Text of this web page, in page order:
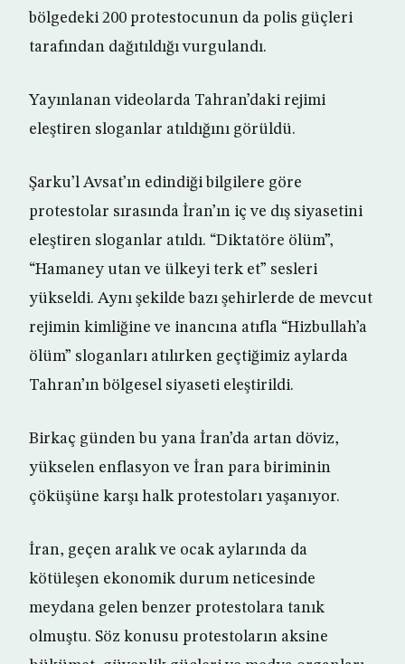
bölgedeki 200 protestocunun da polis güçleri
tarafından dağıtıldığı vurgulandı.
Yayınlanan videolarda Tahran’daki rejimi
eleştiren sloganlar atıldığını görüldü.
Şarku’l Avsat’ın edindiği bilgilere göre
protestolar sırasında İran’ın iç ve dış siyasetini
eleştiren sloganlar atıldı. “Diktatöre ölüm”,
“Hamaney utan ve ülkeyi terk et” sesleri
yükseldi. Aynı şekilde bazı şehirlerde de mevcut
rejimin kimliğine ve inancına atıfla “Hizbullah’a
ölüm” sloganları atılırken geçtiğimiz aylarda
Tahran’ın bölgesel siyaseti eleştirildi.
Birkaç günden bu yana İran’da artan döviz,
yükselen enflasyon ve İran para biriminin
çöküşüne karşı halk protestoları yaşanıyor.
İran, geçen aralık ve ocak aylarında da
kötüleşen ekonomik durum neticesinde
meydana gelen benzer protestolara tanık
olmuştu. Söz konusu protestoların aksine